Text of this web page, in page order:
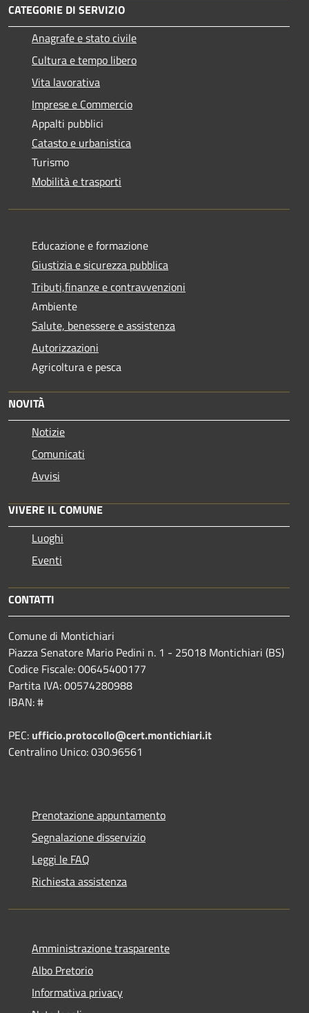
CATEGORIE DI SERVIZIO
Anagrafe e stato civile
Cultura e tempo libero
Vita lavorativa
Imprese e Commercio
Appalti pubblici
Catasto e urbanistica
Turismo
Mobilità e trasporti
Educazione e formazione
Giustizia e sicurezza pubblica
Tributi,finanze e contravvenzioni
Ambiente
Salute, benessere e assistenza
Autorizzazioni
Agricoltura e pesca
NOVITÀ
Notizie
Comunicati
Avvisi
VIVERE IL COMUNE
Luoghi
Eventi
CONTATTI
Comune di Montichiari
Piazza Senatore Mario Pedini n. 1 - 25018 Montichiari (BS)
Codice Fiscale: 00645400177
Partita IVA: 00574280988
IBAN: #
PEC: ufficio.protocollo@cert.montichiari.it
Centralino Unico: 030.96561
Prenotazione appuntamento
Segnalazione disservizio
Leggi le FAQ
Richiesta assistenza
Amministrazione trasparente
Albo Pretorio
Informativa privacy